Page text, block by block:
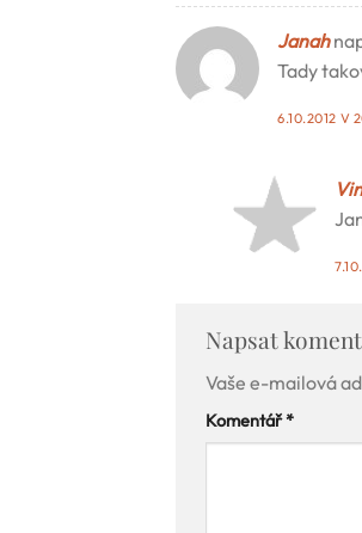
Janah
Tady
6.10.2012 V
Napsat
Vaše e-mailová
Komentář*